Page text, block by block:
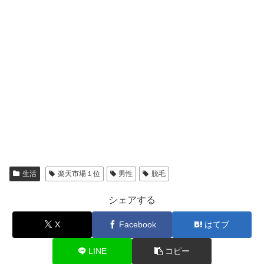
生活 楽天市場１位 男性 脱毛
シェアする
X Facebook はてブ
LINE コピー